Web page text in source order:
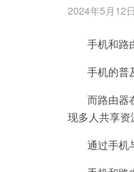
2024年5月12日
手机和路由
手机的普及
而路由器在
现多人共享资
通过手机与